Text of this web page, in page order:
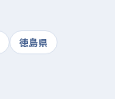
徳島県